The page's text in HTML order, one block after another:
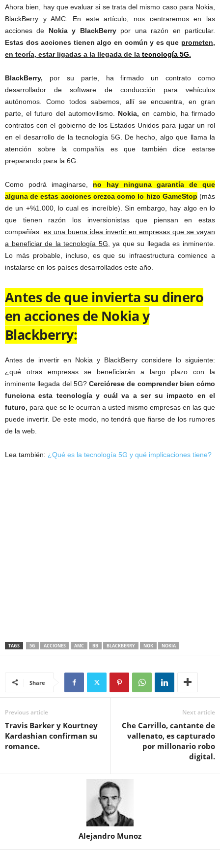
Ahora bien, hay que evaluar si se trata del mismo caso para Nokia,
BlackBerry y AMC. En este artículo, nos centraremos en las
acciones de Nokia y BlackBerrypor una razón en particular.
Estas dos acciones tienen algo en común y es que prometen,
en teoría, estar ligadas a la llegada de la tecnología 5G.
BlackBerry, por su parte, ha firmado un contrato como
desarrollador de software de conducción para vehículos
autónomos. Como todos sabemos, allí se encuentra, en gran
parte, el futuro del automovilismo. Nokia, en cambio, ha firmado
contratos con el gobierno de los Estados Unidos para jugar un rol
en el desarrollo de la tecnología 5G. De hecho, algo que llama la
atención sobre la compañía es que también dice estarse
preparando para la 6G.
Como podrá imaginarse, no hay ninguna garantía de que
alguna de estas acciones crezca como lo hizo GameStop (más
de un +%1.000, lo cual es increíble). Sin embargo, hay algo en lo
que tienen razón los inversionistas que piensan en estas
compañías: es una buena idea invertir en empresas que se vayan
a beneficiar de la tecnología 5G,
ya que su llegada es inminente.
Lo más probable, incluso, es que su infraestructura comience a
instalarse en los países desarrollados este año.
Antes de que invierta su dinero
en acciones de Nokia y
Blackberry:
Antes de invertir en Nokia y BlackBerry considere lo siguiente:
¿qué otras empresas se beneficiarán a largo plazo con la
inminente llegada del 5G? Cerciórese de comprender bien cómo
funciona esta tecnología y cuál va a ser su impacto en el
futuro, para que se le ocurran a usted mismo empresas en las que
puede invertir. De este modo, no tendrá que fiarse de los rumores
de la web.
Lea también: ¿Qué es la tecnología 5G y qué implicaciones tiene?
TAGS 5G ACCIONES AMC BB BLACKBERRY NOK NOKIA
Share
Previous article
Travis Barker y Kourtney
Kardashian confirman su
romance.
Next article
Che Carrillo, cantante de
vallenato, es capturado
por millonario robo
digital.
Alejandro Munoz